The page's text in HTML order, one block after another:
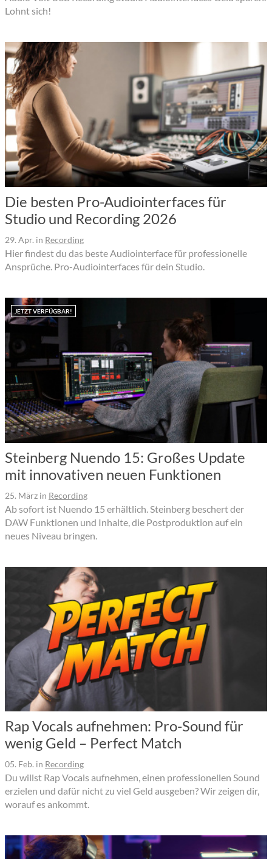
Lohnt sich!
Die besten Pro-Audiointerfaces für
Studio und Recording 2026
29. Apr. in Recording
Hier findest du das beste Audiointerface für professionelle
Ansprüche. Pro-Audiointerfaces für dein Studio.
JETZT VERFÜGBAR!
Steinberg Nuendo 15: Großes Update
mit innovativen neuen Funktionen
25. März in Recording
Ab sofort ist Nuendo 15 erhältlich. Steinberg beschert der
DAW Funktionen und Inhalte, die Postproduktion auf ein
neues Niveau bringen.
Rap Vocals aufnehmen: Pro-Sound für
wenig Geld – Perfect Match
05. Feb. in Recording
Du willst Rap Vocals aufnehmen, einen professionellen Sound
erzielen und dafür nicht zu viel Geld ausgeben? Wir zeigen dir,
worauf es ankommt.